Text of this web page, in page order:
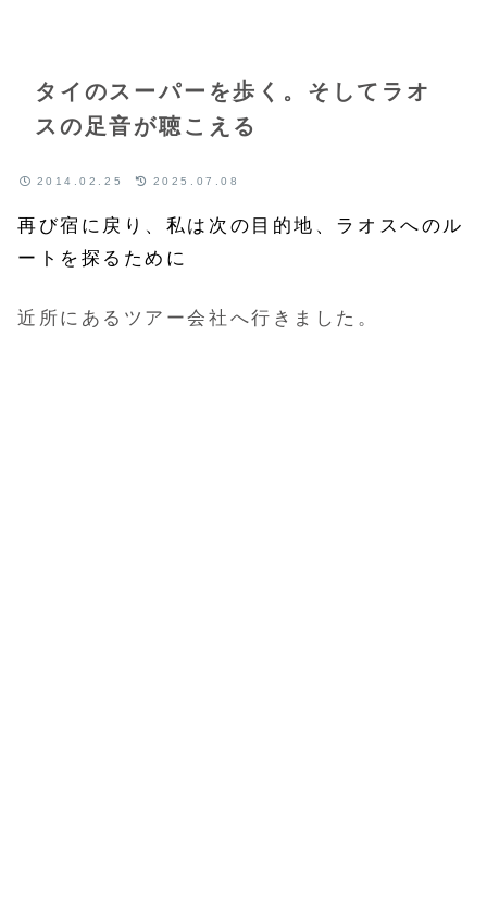
タイのスーパーを歩く。そしてラオ
スの足音が聴こえる
2014.02.25 2025.07.08
再び宿に戻り、私は次の目的地、ラオスへのル
ートを探るために
近所にあるツアー会社へ行きました。